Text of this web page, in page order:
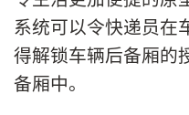
系统可以令快递员在
得解锁车辆后备厢的
备厢中。